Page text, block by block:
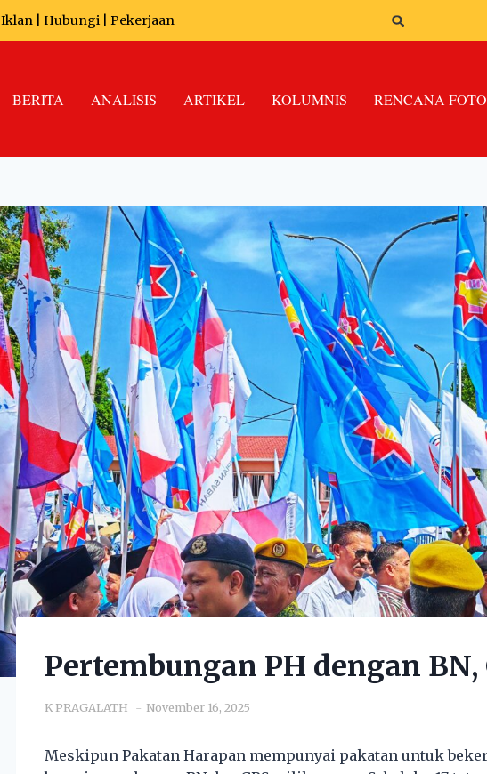
Iklan Hubungi Pekerjaan
BERITA ANALISIS ARTIKEL KOLUMNIS RENCANA FOTO
Pertembungan PH dengan BN,
K PRAGALATH November 16, 2025
Meskipun Pakatan Harapan mempunyai pakatan untuk